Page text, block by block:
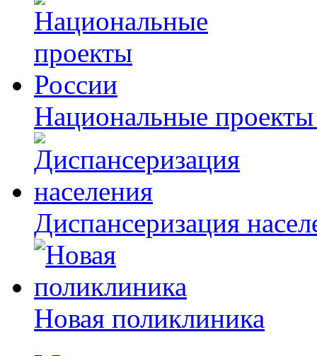
Национальные
Диспансеризация
Новая поликлиника